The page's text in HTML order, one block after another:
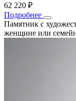
62 220 ₽
Подробнее
Памятник с
женщине или